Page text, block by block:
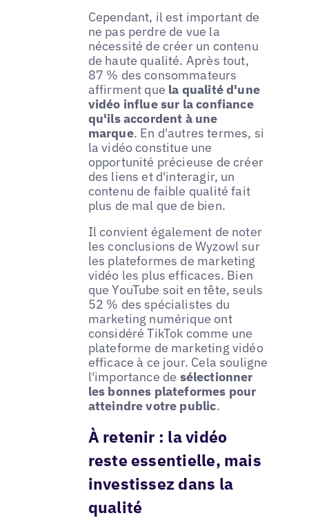
Cependant, il est important de
ne pas perdre de vue la
nécessité de créer un contenu
de haute qualité. Après tout,
87 % des consommateurs
affirment que la qualité d'une
vidéo influe sur la confiance
qu'ils accordent à une
marque. En d'autres termes, si
la vidéo constitue une
opportunité précieuse de créer
des liens et d'interagir, un
contenu de faible qualité fait
plus de mal que de bien.
Il convient également de noter
les conclusions de Wyzowl sur
les plateformes de marketing
vidéo les plus efficaces. Bien
que YouTube soit en tête, seuls
52 % des spécialistes du
marketing numérique ont
considéré TikTok comme une
plateforme de marketing vidéo
efficace à ce jour. Cela souligne
l'importance de sélectionner
les bonnes plateformes pour
atteindre votre public.
À retenir : la vidéo
reste essentielle, mais
investissez dans la
qualité